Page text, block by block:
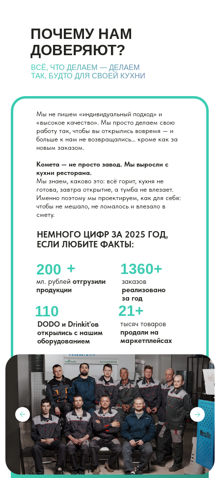
ВСЁ, ЧТО ДЕЛАЕМ — ДЕЛАЕМ
ТАК, БУДТО ДЛЯ СВОЕЙ КУХНИ
ПОЧЕМУ НАМ
ДОВЕРЯЮТ?
200 1360+
110
+
21+
Мы не пишем «индивидуальный подход» и
«высокое качество». Мы просто делаем свою
работу так, чтобы вы открылись вовремя — и
больше к нам не возвращались… кроме как за
новым заказом.
Комета — не просто завод. Мы выросли с
кухни ресторана.
Мы знаем, каково это: всё горит, кухня не
готова, завтра открытие, а тумба не влезает.
Именно поэтому мы проектируем, как для себя:
чтобы не мешало, не ломалось и влезало в
смету.
мл. рублей отгрузили
продукции
заказов
реализовано
за год
DODO и Drinkit'ов
открылись с нашим
оборудованием
тысяч товаров
продали на
маркетплейсах
НЕМНОГО ЦИФР ЗА 2025 ГОД,
ЕСЛИ ЛЮБИТЕ ФАКТЫ: